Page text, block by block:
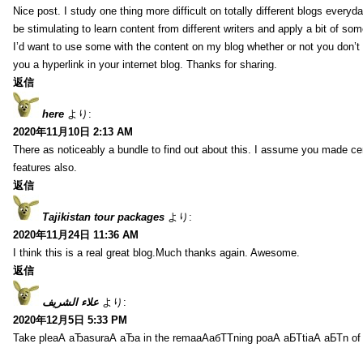
Nice post. I study one thing more difficult on totally different blogs
be stimulating to learn content from different writers and apply a bit of
I’d want to use some with the content on my blog whether or not you
you a hyperlink in your internet blog. Thanks for sharing.
返信
here より:
2020年11月10日 2:13 AM
There as noticeably a bundle to find out about this. I assume you made
features also.
返信
Tajikistan tour packages より:
2020年11月24日 11:36 AM
I think this is a real great blog.Much thanks again. Awesome.
返信
علاء الشريف より:
2020年12月5日 5:33 PM
Take pleаА аЂаsurаА аЂа in the remaаАабТТning poаА аБТtiаА аБТn